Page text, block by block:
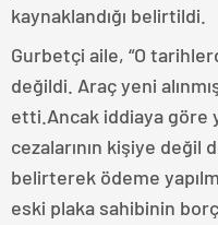
kaynaklandığı belirtildi.
Gurbetçi aile, “O
değildi. Araç yeni
etti.Ancak iddiaya göre
cezalarının kişiye değil
belirterek ödeme
eski plaka sahibinin